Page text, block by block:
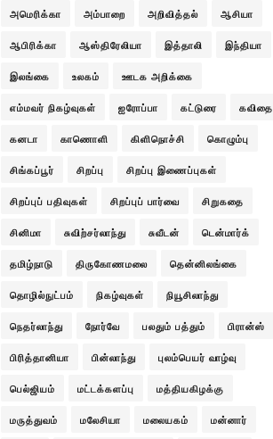
அமெரிக்கா அம்பாறை அறிவித்தல் ஆசியா
ஆபிரிக்கா ஆஸ்திரேலியா இத்தாலி இந்தியா
இலங்கை உலகம் ஊடக அறிக்கை
எம்மவர் நிகழ்வுகள் ஐரோப்பா கட்டுரை கவிதை
கனடா காணொளி கிளிநொச்சி கொழும்பு
சிங்கப்பூர் சிறப்பு சிறப்பு இணைப்புகள்
சிறப்புப் பதிவுகள் சிறப்புப் பார்வை சிறுகதை
சினிமா சுவிற்சர்லாந்து சுவீடன் டென்மார்க்
தமிழ்நாடு திருகோணமலை தென்னிலங்கை
தொழில்நுட்பம் நிகழ்வுகள் நியூசிலாந்து
நெதர்லாந்து நோர்வே பலதும் பத்தும் பிரான்ஸ்
பிரித்தானியா பின்லாந்து புலம்பெயர் வாழ்வு
பெல்ஜியம் மட்டக்களப்பு மத்தியகிழக்கு
மருத்துவம் மலேசியா மலையகம் மன்னார்